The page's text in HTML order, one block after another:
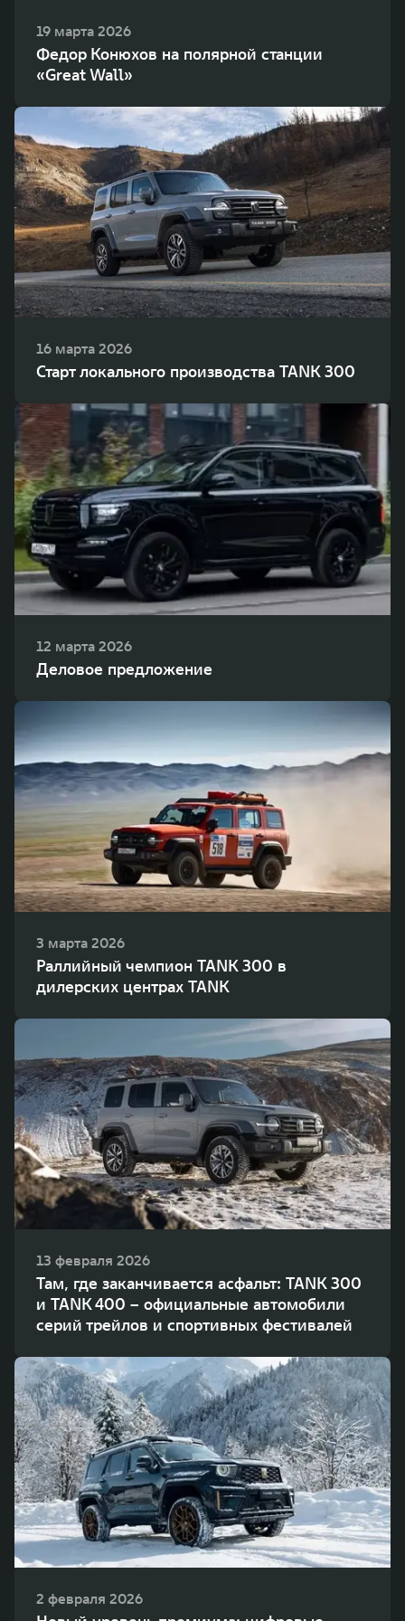
19 марта 2026
Федор Конюхов на полярной станции
«Great Wall»
16 марта 2026
Старт локального производства TANK 300
12 марта 2026
Деловое предложение
3 марта 2026
Раллийный чемпион TANK 300 в
дилерских центрах TANK
13 февраля 2026
Там, где заканчивается асфальт: TANK 300
и TANK 400 – официальные автомобили
серий трейлов и спортивных фестивалей
2 февраля 2026